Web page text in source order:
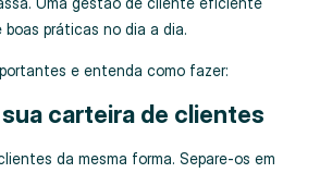
práticas no dia a dia.
e entenda como fazer:
sua carteira de clientes
da mesma forma. Separe-os em